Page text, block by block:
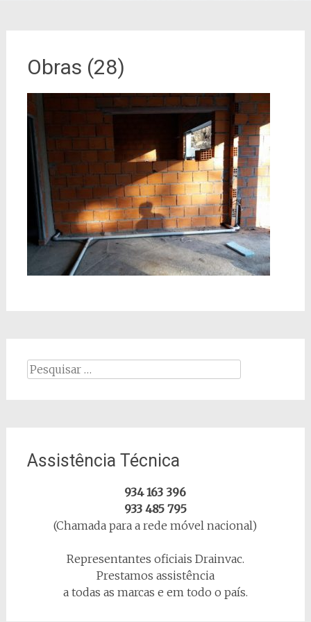
Obras (28)
Procurar
Assistência Técnica
934 163 396
933 485 795
(Chamada para a rede móvel nacional)
Representantes oficiais Drainvac.
Prestamos assistência
a todas as marcas e em todo o país.